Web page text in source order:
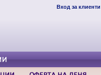
Вход за клиенти